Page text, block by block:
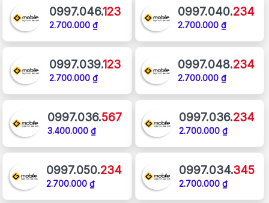
0997.046.123
2.700.000 ₫
0997.040.234
2.700.000 ₫
0997.039.123
2.700.000 ₫
0997.048.234
2.700.000 ₫
0997.036.567
3.400.000 ₫
0997.036.234
2.700.000 ₫
0997.050.234
2.700.000 ₫
0997.034.345
2.700.000 ₫